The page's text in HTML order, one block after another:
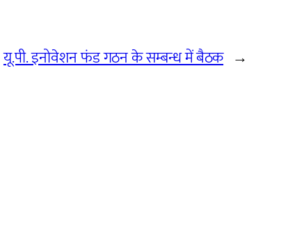
यू.पी. इनोवेशन फंड गठन के सम्बन्ध में बैठक →